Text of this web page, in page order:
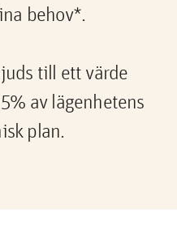
behov*.
till ett värde
av lägenhetens
plan.